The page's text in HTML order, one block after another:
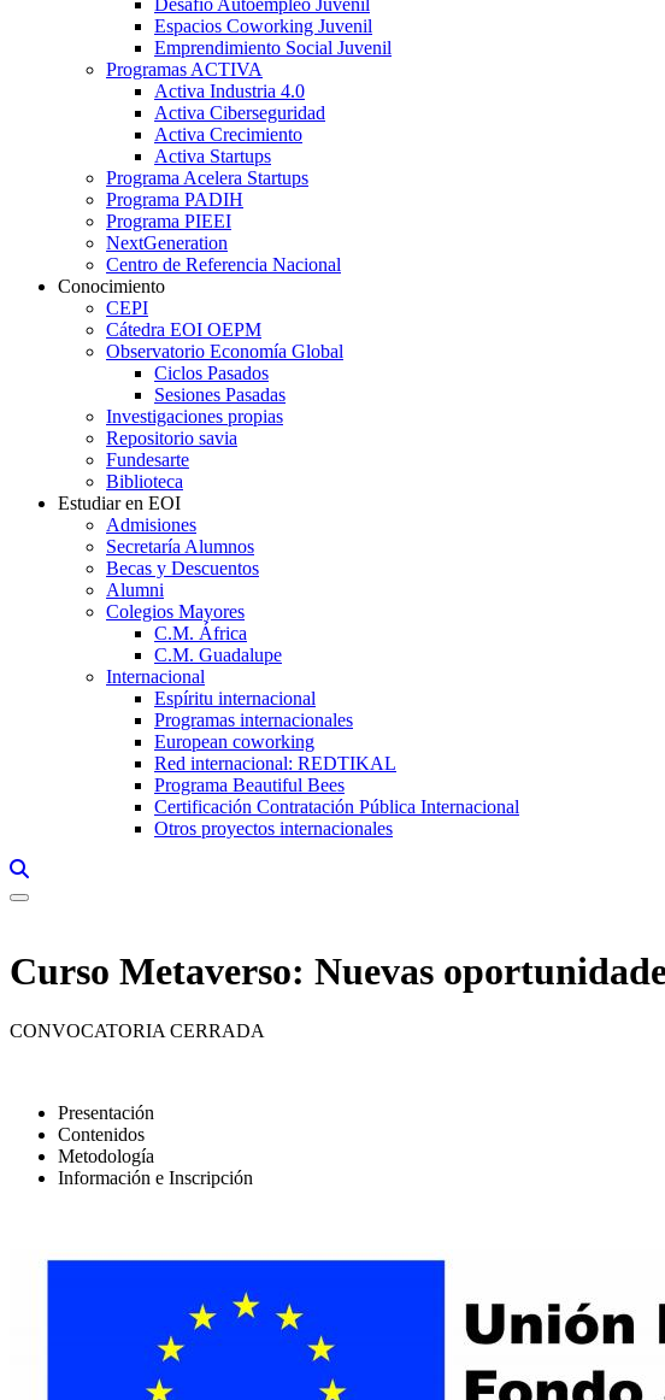
Espacios Coworking Juvenil
Emprendimiento Social Juvenil
Programas ACTIVA
Activa Industria 4.0
Activa Ciberseguridad
Activa Crecimiento
Activa Startups
Programa Acelera Startups
Programa PADIH
Programa PIEEI
NextGeneration
Centro de Referencia Nacional
Conocimiento
CEPI
Cátedra EOI OEPM
Observatorio Economía Global
Ciclos Pasados
Sesiones Pasadas
Investigaciones propias
Repositorio savia
Fundesarte
Biblioteca
Estudiar en EOI
Admisiones
Secretaría Alumnos
Becas y Descuentos
Alumni
Colegios Mayores
C.M. África
C.M. Guadalupe
Internacional
Espíritu internacional
Programas internacionales
European coworking
Red internacional: REDTIKAL
Programa Beautiful Bees
Certificación Contratación Pública Internacional
Otros proyectos internacionales
Curso Metaverso: Nuevas
CONVOCATORIA CERRADA
Presentación
Contenidos
Metodología
Información e Inscripción